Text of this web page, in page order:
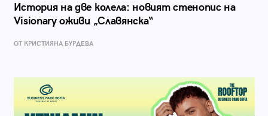
История на две колела: новият стенопис на
Visionary оживи „Славянска“
ОТ КРИСТИЯНА БУРДЕВА